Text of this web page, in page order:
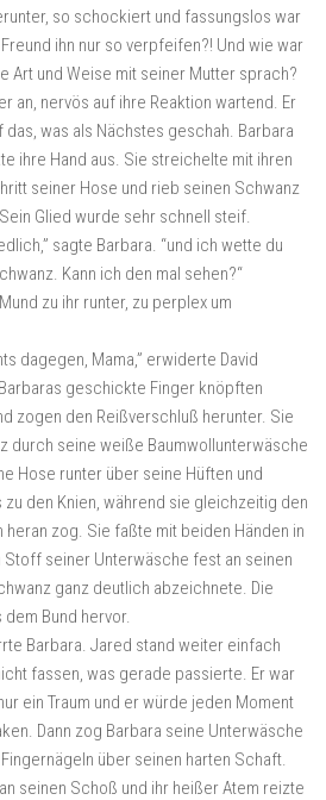
so schockiert und fassungslos war
ihn nur so verpfeifen?! Und wie war
Art und Weise mit seiner Mutter sprach?
an, nervös auf ihre Reaktion wartend. Er
was als Nächstes geschah. Barbara
ihre Hand aus. Sie streichelte mit ihren
seiner Hose und rieb seinen Schwanz
Glied wurde sehr schnell steif.
sagte Barbara. “und ich wette du
Kann ich den mal sehen?“
zu ihr runter, zu perplex um
dagegen, Mama,” erwiderte David
geschickte Finger knöpften
zogen den Reißverschluß herunter. Sie
durch seine weiße Baumwollunterwäsche
Hose runter über seine Hüften und
zu den Knien, während sie gleichzeitig den
heran zog. Sie faßte mit beiden Händen in
seiner Unterwäsche fest an seinen
ganz deutlich abzeichnete. Die
Bund hervor.
Barbara. Jared stand weiter einfach
fassen, was gerade passierte. Er war
ein Traum und er würde jeden Moment
Dann zog Barbara seine Unterwäsche
über seinen harten Schaft.
seinen Schoß und ihr heißer Atem reizte